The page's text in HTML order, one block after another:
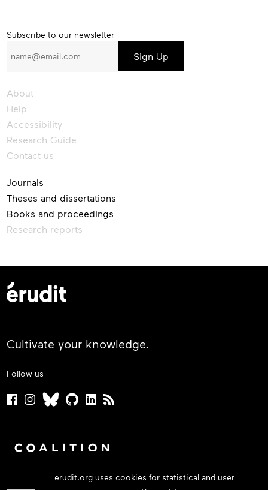
erudit.org uses cookies for statistical and user
Subscribe
our
Subscribe to our newsletter
About
Help
Accessibility
Research Guide
Contact us
Journals
Theses and dissertations
Books and proceedings
Research reports
Cultivate your knowledge.
Follow us